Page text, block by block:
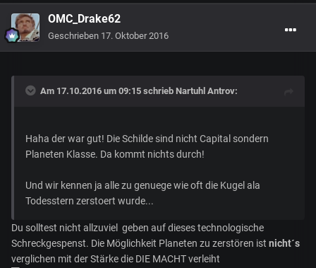
OMC_Drake62
Geschrieben 17. Oktober 2016
Am 17.10.2016 um 09:15 schrieb Nartuhl Antrov:
Haha der war gut! Die Schilde sind nicht Capital sondern
Planeten Klasse. Da kommt nichts durch!
Und wir kennen ja alle zu genuege wie oft die Kugel ala
Todesstern zerstoert wurde...
Du solltest nicht allzuviel geben auf dieses technologische
Schreckgespenst. Die Möglichkeit Planeten zu zerstören ist nicht´s
verglichen mit der Stärke die DIE MACHT verleiht